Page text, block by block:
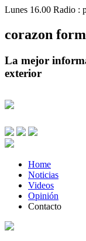
Lunes 16.00 Radio :
corazon
La mejor
exterior
Home
Noticias
Videos
Opinión
Contacto